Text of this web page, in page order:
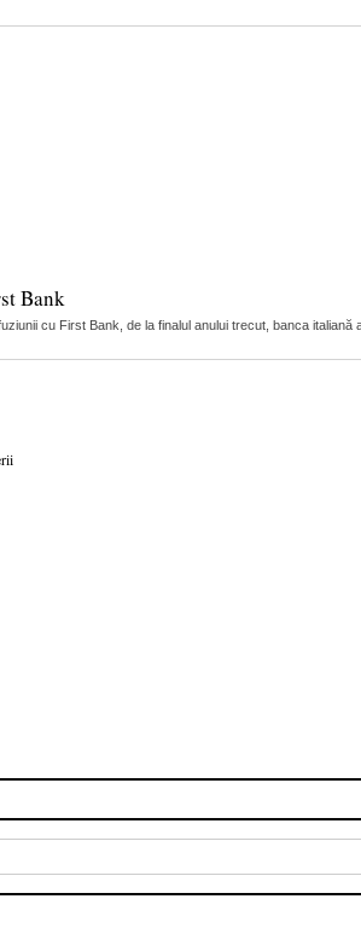
Bank
cu First Bank, de la finalul anului trecut, banca